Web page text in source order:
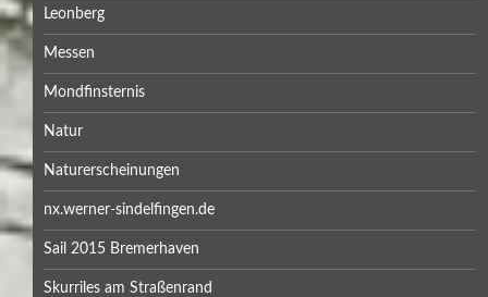
Leonberg
Messen
Mondfinsternis
Natur
Naturerscheinungen
nx.werner-sindelfingen.de
Sail 2015 Bremerhaven
Skurriles am Straßenrand